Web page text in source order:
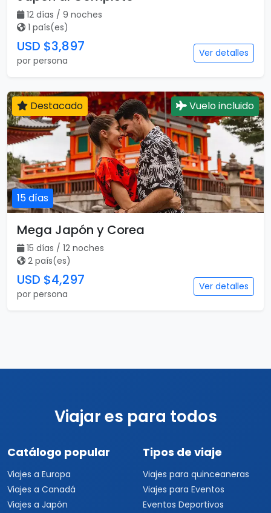
12 días / 9 noches
1 país(es)
USD $3,897
por persona
Ver detalles
15 días
Destacado Vuelo incluido
Mega Japón y Corea
15 días / 12 noches
2 país(es)
USD $4,297
por persona
Ver detalles
Viajar es para todos
Catálogo popular
Viajes a Europa
Viajes a Canadá
Viajes a Japón
Tipos de viaje
Viajes para quinceaneras
Viajes para Eventos
Eventos Deportivos